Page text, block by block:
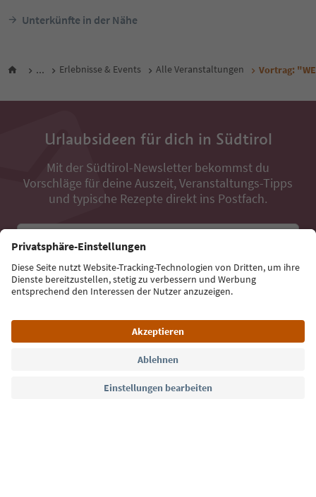
Unterkünfte in der Nähe
... Erlebnisse & Events Alle Veranstaltungen Vortrag:
Urlaubsideen für dich in Südtirol
Mit der Südtirol-Newsletter bekommst du
Vorschläge für deine Auszeit, Veranstaltungs-Tipps
und typische Rezepte direkt ins Postfach.
E-Mail Adresse
Jetzt anmelden